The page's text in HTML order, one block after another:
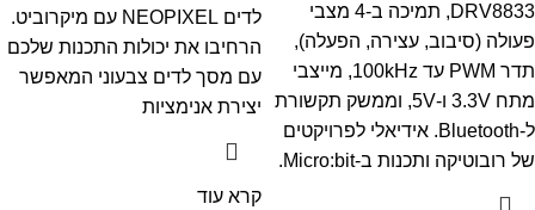
DRV8833, תמיכה ב-4 מצבי
פעולה (סיבוב, עצירה, הפעלה),
תדר PWM עד 100kHz, מייצבי
מתח 3.3V ו-5V, וממשק תקשורת
ל-Bluetooth. אידיאלי לפרויקטים
של רובוטיקה ותכנות ב-Micro:bit.
לדים NEOPIXEL עם מיקרוביט.
הרחיבו את יכולות התכנות שלכם
עם מסך לדים צבעוני המאפשר
יצירת אנימציות
קרא עוד